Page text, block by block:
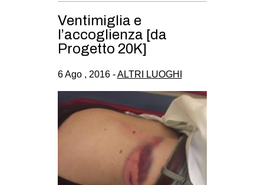
tw
ms
SEARCH
Ventimiglia e
l’accoglienza [da
Progetto 20K]
6 Ago , 2016 -ALTRI LUOGHI